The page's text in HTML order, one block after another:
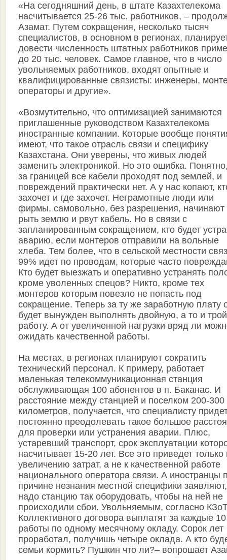
«На сегодняшний день, в штате Казахтелекома
насчитывается 25-26 тыс. работников, –
Азамат. Путем сокращения, несколько тысяч
специалистов, в основном в регионах,
довести численность штатных работников
до 20 тыс. человек. Самое главное, что в число
увольняемых работников, входят опытные и
квалифицированные связисты: инженеры,
операторы и другие».
«Возмутительно, что оптимизацией занимаются
приглашенные руководством Казахтелекома
иностранные компании. Которые вообще
имеют, что такое отрасль связи и специфику
Казахстана. Они уверены, что живых людей
заменить электроникой. Но это ошибка.
за границей все кабели проходят под землей, и
повреждений практически нет. А у нас копают,
захочет и где захочет. Неграмотные люди или
фирмы, самовольно, без разрешения, начинают
рыть землю и рвут кабель. Но в связи с
запланированным сокращением, кто будет
аварию, если монтеров отправили на вольные
хлеба. Тем более, что в сельской местности
99% идет по проводам, которые часто
Кто будет выезжать и оперативно устранять
кроме уволенных спецов? Никто, кроме тех
монтеров которым повезло не попасть под
сокращение. Теперь за ту же заработную плату
будет вынужден выполнять двойную, а то и
работу. А от увеличенной нагрузки вряд ли
ожидать качественной работы.
На местах, в регионах планируют сократить
технический персонал. К примеру, работает
маленькая телекоммуникационная станция
обслуживающая 100 абонентов в п. Баканас. И
расстояние между станцией и поселком 200-300
километров, получается, что специалисту
постоянно преодолевать такое большое
для проверки или устранения аварии. Плюс,
устаревший транспорт, срок эксплуатации
насчитывает 15-20 лет. Все это приведет только
увеличению затрат, а не к качественной работе
национального оператора связи. А иностранцы
причине незнания местной специфики
надо станцию так оборудовать, чтобы на ней не
происходили сбои. Увольняемым, согласно
Коллективного договора выплатят за каждые
работы по одному месячному окладу. Сорок лет
проработал, получишь четыре оклада. А кто
семьи кормить? Пушкин что ли?– вопрошает